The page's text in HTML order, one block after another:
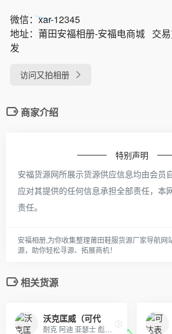
微信：xar-12345
地址： 莆田安福相册-安福电商城 交易
发
访问又拍相册
商家介绍
特别声明
安福货源网所展示货源供应信息均由会员
应对其提供的任何信息承担全部责任，本
责任。
安福相册,为你收集整理莆田鞋服货源厂家导航网
源，助你轻松寻源、拓展商机！
相关货源
沃克匡威（可代